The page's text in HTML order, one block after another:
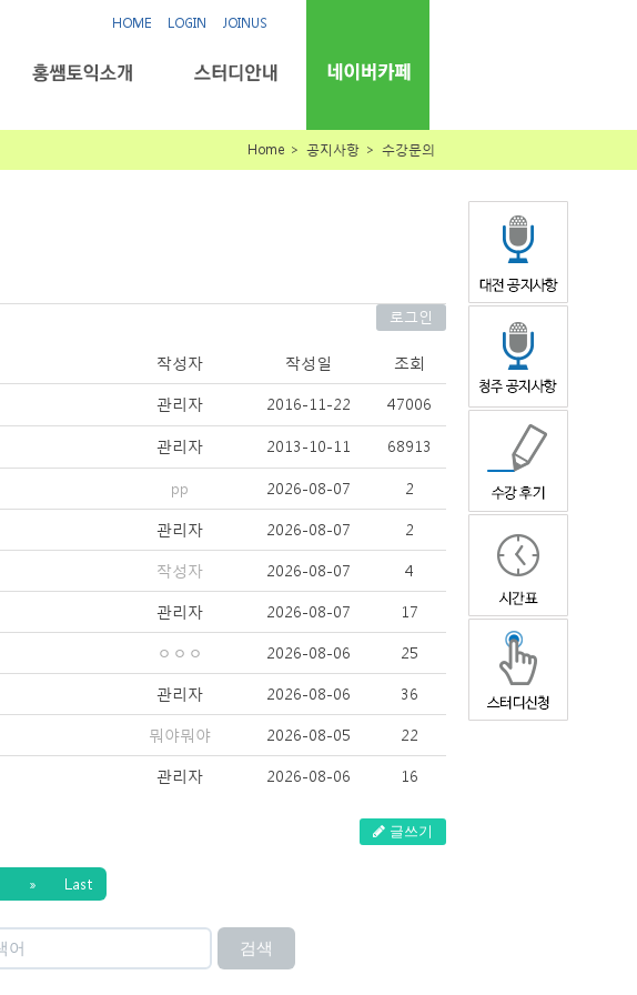
HOME LOGIN JOINUS
Home ＞ 공지사항 ＞ 수강문의
로그인
작성자 작성일 조회
관리자 2016-11-22 47006
관리자 2013-10-11
68913
pp 2026-08-07
2
관리자 2026-08-07
2
작성자 2026-08-07
4
관리자 2026-08-07
17
ㅇㅇㅇ 2026-08-06
25
관리자 2026-08-06
36
뭐야뭐야 2026-08-05
22
관리자 2026-08-06 16
글쓰기
» Last
검색